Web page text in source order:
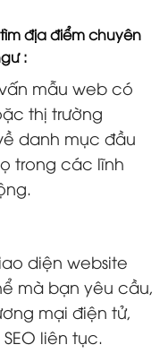
địa điểm chuyên
:
mẫu web có
thị trường
danh mục đầu
trong các lĩnh
diện website
mà bạn yêu cầu,
mại điện tử,
liên tục.